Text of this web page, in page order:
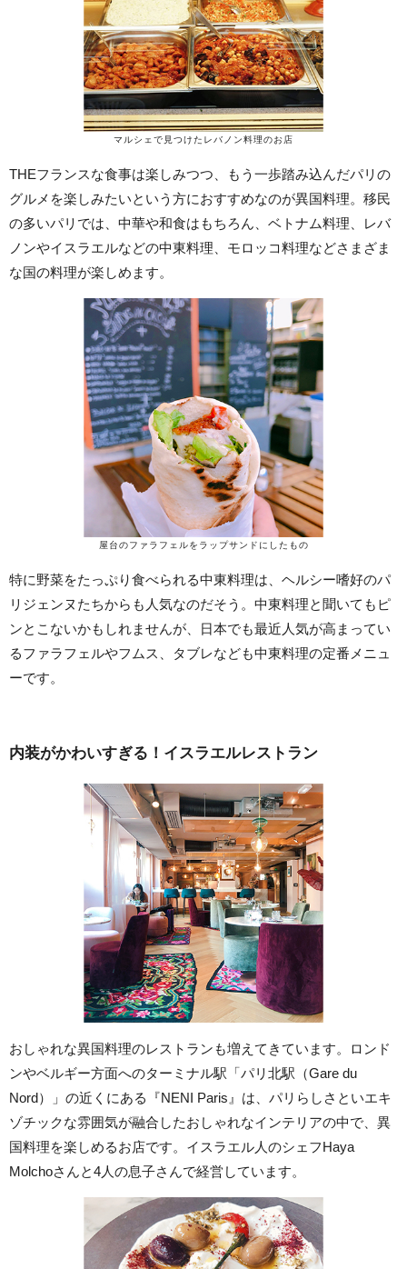
マルシェで見つけたレバノン料理のお店
THEフランスな食事は楽しみつつ、もう一歩踏み込んだパリの
グルメを楽しみたいという方におすすめなのが異国料理。移民
の多いパリでは、中華や和食はもちろん、ベトナム料理、レバ
ノンやイスラエルなどの中東料理、モロッコ料理などさまざま
な国の料理が楽しめます。
屋台のファラフェルをラップサンドにしたもの
特に野菜をたっぷり食べられる中東料理は、ヘルシー嗜好のパ
リジェンヌたちからも人気なのだそう。中東料理と聞いてもピ
ンとこないかもしれませんが、日本でも最近人気が高まってい
るファラフェルやフムス、タブレなども中東料理の定番メニュ
ーです。
内装がかわいすぎる！イスラエルレストラン
おしゃれな異国料理のレストランも増えてきています。ロンド
ンやベルギー方面へのターミナル駅「パリ北駅（Gare du
Nord）」の近くにある『NENI Paris』は、パリらしさといエキ
ゾチックな雰囲気が融合したおしゃれなインテリアの中で、異
国料理を楽しめるお店です。イスラエル人のシェフHaya
Molchoさんと4人の息子さんで経営しています。